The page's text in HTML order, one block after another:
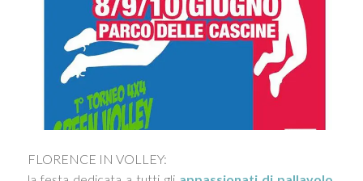
FLORENCE IN VOLLEY: